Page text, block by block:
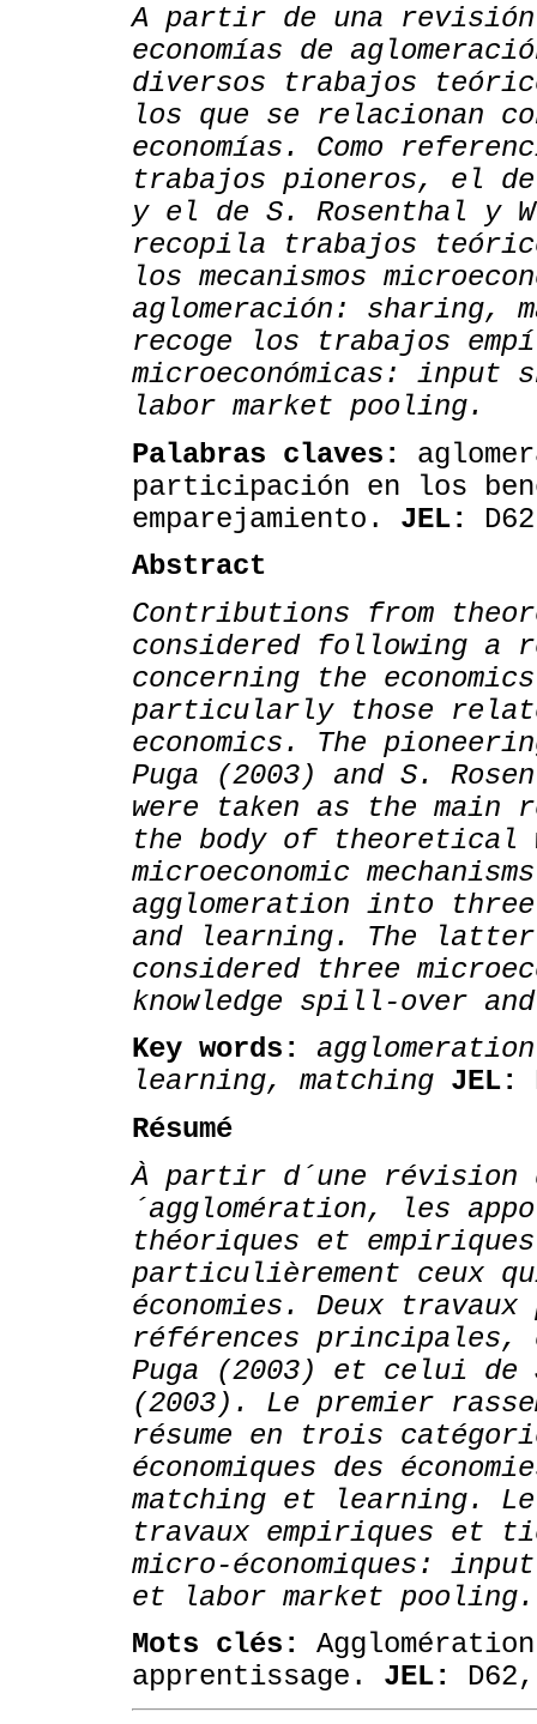
A partir de una
economías de
diversos trabajos
los que se relacionan
economías. Como
trabajos pioneros, el de
y el de S. Rosenthal y
recopila trabajos
los mecanismos
aglomeración: sharing,
recoge los trabajos
microeconómicas: input
labor market pooling.
Palabras claves:
participación en los
emparejamiento. JEL:
Abstract
Contributions from
considered following
concerning the
particularly those
economics. The
Puga (2003) and S.
were taken as the main
the body of theoretical
microeconomic
agglomeration into
and learning. The
considered three
knowledge spill-over
Key words:
learning, matching JEL:
Résumé
À partir d´une révision
´agglomération, les
théoriques et
particulièrement ceux
économies. Deux
références principales,
Puga (2003) et celui de
(2003). Le premier
résume en trois
économiques des
matching et learning.
travaux empiriques et
micro-économiques:
et labor market pooling.
Mots clés:
apprentissage. JEL: